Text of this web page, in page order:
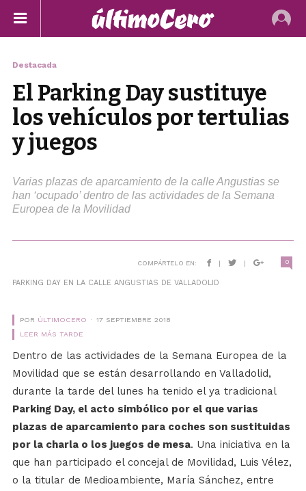
Destacada
El Parking Day sustituye
los vehículos por tertulias
y juegos
Varias plazas de aparcamiento de la calle Angustias se
han ‘ocupado’ dentro de las actividades de la Semana
Europea de la Movilidad
COMPÁRTELO EN: | | 0
PARKING DAY EN LA CALLE ANGUSTIAS DE VALLADOLID
POR ÚLTIMOCERO
17 SEPTIEMBRE 2018
LEER MÁS TARDE
Dentro de las actividades de la Semana Europea de la
Movilidad que se están desarrollando en Valladolid,
durante la tarde del lunes ha tenido el ya tradicional
Parking Day, el acto simbólico por el que varias
plazas de aparcamiento para coches son sustituidas
por la charla o los juegos de mesa. Una iniciativa en la
que han participado el concejal de Movilidad, Luis Vélez,
o la titular de Medioambiente, María Sánchez, entre